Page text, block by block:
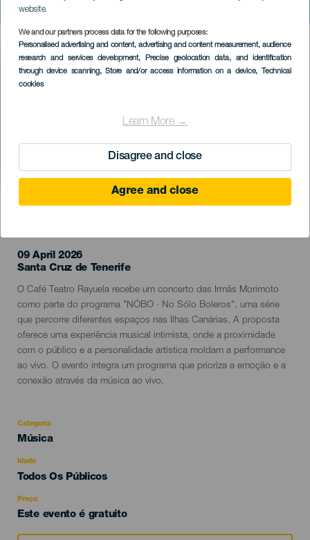
website.
We and our partners process data for the following purposes:
Personalised advertising and content, advertising and content measurement, audience
research and services development, Precise geolocation data, and identification
through device scanning, Store and/or access information on a device, Technical
cookies
Learn More →
Disagree and close
Agree and close
concerto
Imagen
Listado
09 April 2026
Localidad
Santa Cruz de Tenerife
Descripción
del
evento
O Café Teatro Rayuela recebe um concerto das Irmãs Morimoto
como parte do programa "NÓBO · No Sólo Boleros", uma série
que percorre diferentes espaços nas Ilhas Canárias. A proposta
oferece uma experiência musical intimista, onde a proximidade
com o público e a personalidade artística moldam a performance
ao vivo. O evento integra um programa que prioriza a emoção e a
conexão através da música ao vivo.
Categoria
Categoría
evento
Música
Idade
Edad
Todos Os Públicos
Preço
Este evento é gratuito